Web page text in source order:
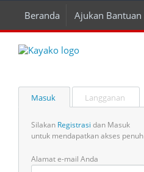
Beranda Ajukan Bantuan
Masuk Langganan
Silakan Registrasi dan Masuk
untuk mendapatkan akses penuh
Alamat e-mail Anda